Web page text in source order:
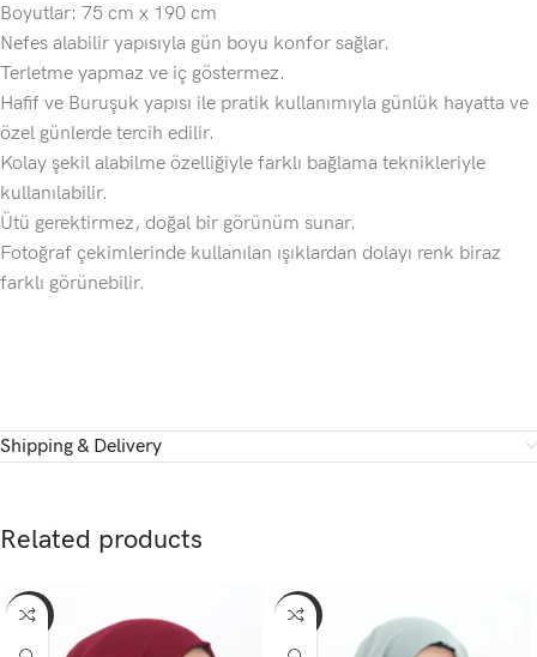
Boyutlar: 75 cm x 190 cm
Nefes alabilir yapısıyla gün boyu konfor sağlar.
Terletme yapmaz ve iç göstermez.
Hafif ve Buruşuk yapısı ile pratik kullanımıyla günlük hayatta ve
özel günlerde tercih edilir.
Kolay şekil alabilme özelliğiyle farklı bağlama teknikleriyle
kullanılabilir.
Ütü gerektirmez, doğal bir görünüm sunar.
Fotoğraf çekimlerinde kullanılan ışıklardan dolayı renk biraz
farklı görünebilir.
Shipping & Delivery
Related products
-56% -56%